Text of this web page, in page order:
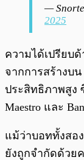
—
2025
ความได้เปรียบ
จากการสร้างบน
ประสิทธิภาพสูง
Maestro และ
แม้ว่าบอททั้งสอ
ยังถูกจำกัดด้วย